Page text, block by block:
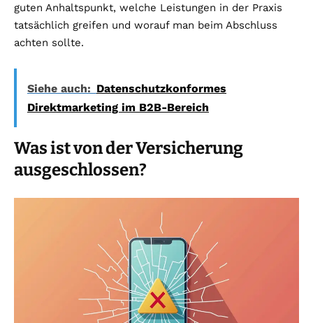
guten Anhaltspunkt, welche Leistungen in der Praxis
tatsächlich greifen und worauf man beim Abschluss
achten sollte.
Siehe auch: Datenschutzkonformes
Direktmarketing im B2B-Bereich
Was ist von der Versicherung
ausgeschlossen?